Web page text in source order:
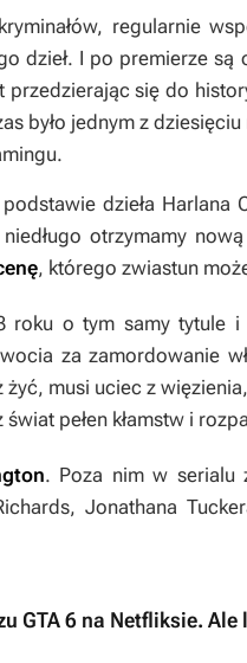
regularnie
dzieł. I po premierze
się do
było jednym z
dzieła Harlana
otrzymamy
, którego zwiastun
roku o tym samy tytule i
za zamordowanie
musi uciec z
pełen kłamstw i
. Poza nim w serialu
Jonathana
GTA 6 na Netfliksie.